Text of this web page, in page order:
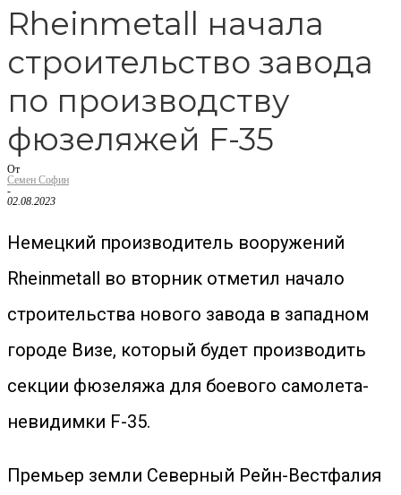
Rheinmetall начала
строительство завода
по производству
фюзеляжей F-35
От
Семен Софин
-
02.08.2023
Немецкий производитель вооружений
Rheinmetall во вторник отметил начало
строительства нового завода в западном
городе Визе, который будет производить
секции фюзеляжа для боевого самолета-
невидимки F-35.
Премьер земли Северный Рейн-Вестфалия